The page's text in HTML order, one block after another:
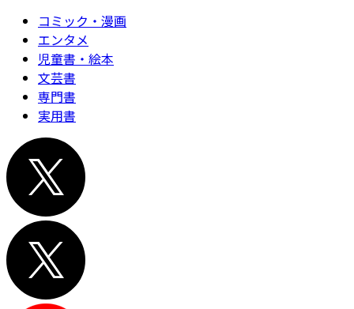
コミック・漫画
エンタメ
児童書・絵本
文芸書
専門書
実用書